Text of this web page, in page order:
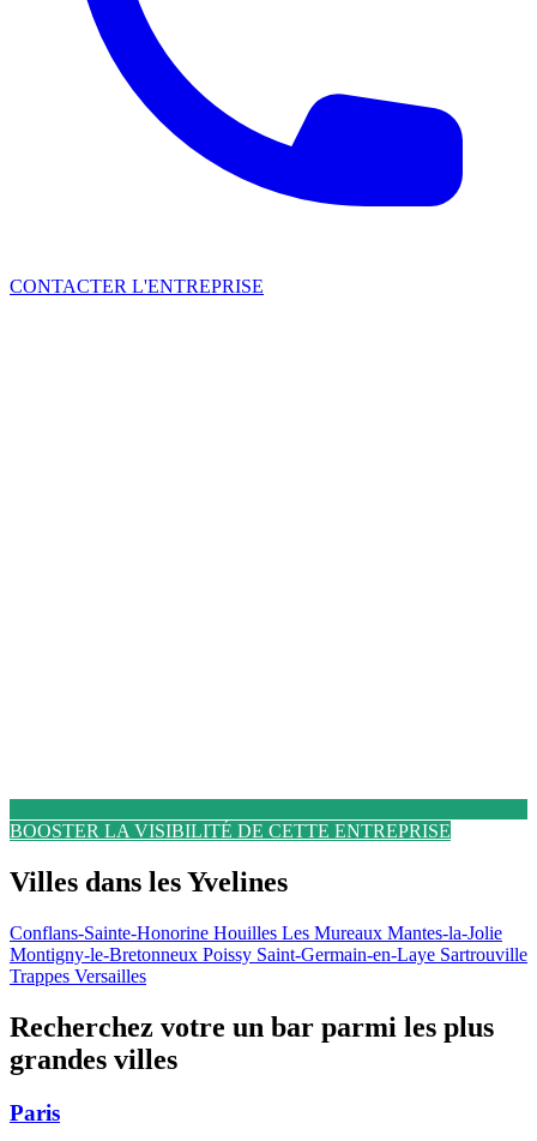
CONTACTER L'ENTREPRISE
BOOSTER LA VISIBILITÉ DE CETTE ENTREPRISE
Villes dans les Yvelines
Conflans-Sainte-Honorine Houilles Les Mureaux Mantes-la-Jolie
Montigny-le-Bretonneux Poissy Saint-Germain-en-Laye Sartrouville
Trappes Versailles
Recherchez votre un bar parmi les plus
grandes villes
Paris